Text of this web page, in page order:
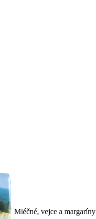
Mléčné, vejce a margaríny